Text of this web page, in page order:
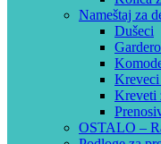
Nameštaj za
Dušeci
Kreveci
Kreveti
OSTALO –